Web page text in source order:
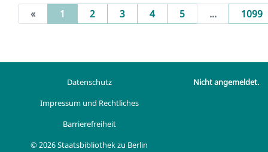
« 1 (current)
2 3 4 5 ... 1099
Datenschutz
Impressum und Rechtliches
Barrierefreiheit
© 2026 Staatsbibliothek zu Berlin
Nicht angemeldet.